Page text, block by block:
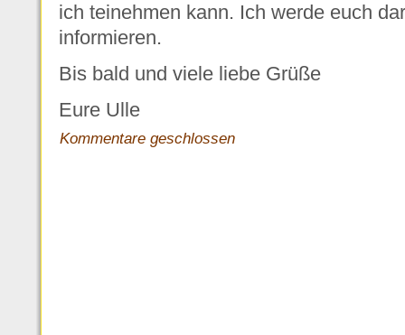
ich teinehmen kann. Ich werde euch
informieren.
Bis bald und viele liebe Grüße
Eure Ulle
Kommentare geschlossen